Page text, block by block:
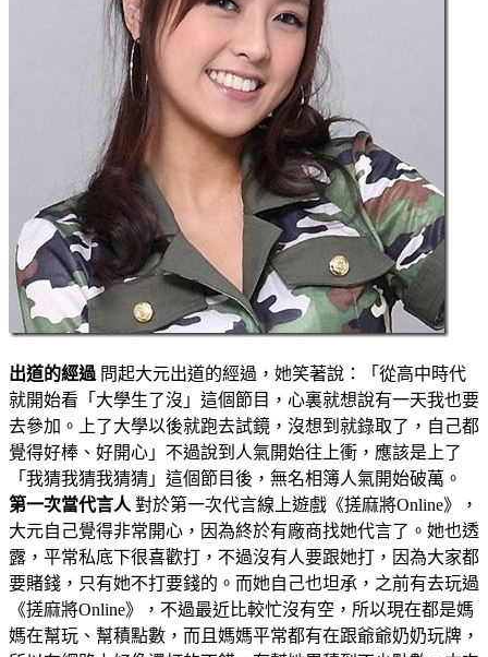
出道的經過 問起大元出道的經過，她笑著說：「從高中時代
就開始看「大學生了沒」這個節目，心裏就想說有一天我也要
去參加。上了大學以後就跑去試鏡，沒想到就錄取了，自己都
覺得好棒、好開心」不過說到人氣開始往上衝，應該是上了
「我猜我猜我猜猜」這個節目後，無名相簿人氣開始破萬。
第一次當代言人 對於第一次代言線上遊戲《搓麻將Online》，
大元自己覺得非常開心，因為終於有廠商找她代言了。她也透
露，平常私底下很喜歡打，不過沒有人要跟她打，因為大家都
要賭錢，只有她不打要錢的。而她自己也坦承，之前有去玩過
《搓麻將Online》，不過最近比較忙沒有空，所以現在都是媽
媽在幫玩、幫積點數，而且媽媽平常都有在跟爺爺奶奶玩牌，